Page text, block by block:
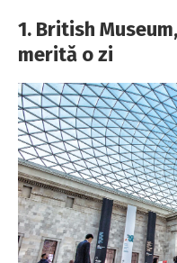
1. British
merită o zi